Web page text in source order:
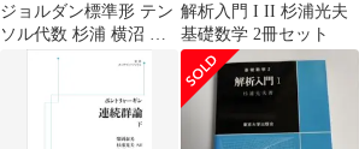
ジョルダン標準形 テン
ソル代数 杉浦 横沼 箱
付き 綺麗
解析入門 I II 杉浦光夫
基礎数学 2冊セット